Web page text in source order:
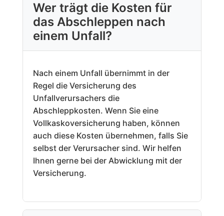
Wer trägt die Kosten für
das Abschleppen nach
einem Unfall?
Nach einem Unfall übernimmt in der
Regel die Versicherung des
Unfallverursachers die
Abschleppkosten. Wenn Sie eine
Vollkaskoversicherung haben, können
auch diese Kosten übernehmen, falls Sie
selbst der Verursacher sind. Wir helfen
Ihnen gerne bei der Abwicklung mit der
Versicherung.